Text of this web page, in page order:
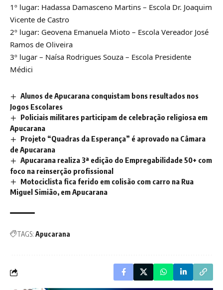
1º lugar: Hadassa Damasceno Martins – Escola Dr. Joaquim
Vicente de Castro
2º lugar: Geovena Emanuela Mioto – Escola Vereador José
Ramos de Oliveira
3º lugar – Naísa Rodrigues Souza – Escola Presidente
Médici
Alunos de Apucarana conquistam bons resultados nos
Jogos Escolares
Policiais militares participam de celebração religiosa em
Apucarana
Projeto “Quadras da Esperança” é aprovado na Câmara
de Apucarana
Apucarana realiza 3ª edição do Empregabilidade 50+ com
foco na reinserção profissional
Motociclista fica ferido em colisão com carro na Rua
Miguel Simião, em Apucarana
TAGS: Apucarana